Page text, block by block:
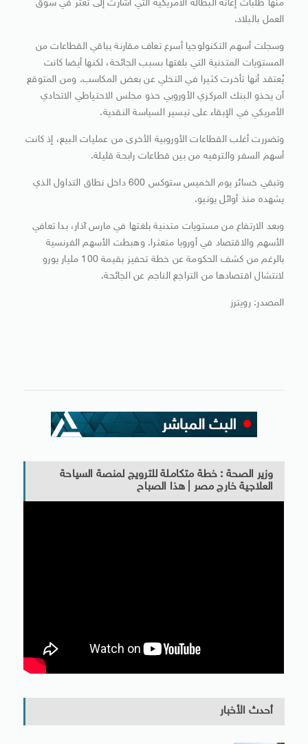
منها طلبات إعانة البطالة الأمريكية التي أشارت إلى تعثر في سوق
العمل بالبلاد.
وسجلت أسهم التكنولوجيا أسرع تعاف مقارنة بباقي القطاعات من
المستويات المتدنية التي بلغتها بسبب الجائحة، لكنها أيضا كانت
يُعتقد أنها تأخرت كثيرا في التخلي عن بعض المكاسب. ومن المتوقع
أن يحذو البنك المركزي الأوروبي حذو مجلس الاحتياطي الاتحادي
الأمريكي في الإبقاء على تيسير السياسة النقدية.
وتضررت أغلب القطاعات الأوروبية الأخرى من عمليات البيع، إذ كانت
أسهم السفر والترفيه من بين قطاعات رابحة قليلة.
وتبقي خسائر يوم الخميس ستوكس 600 داخل نطاق التداول الذي
يشهده منذ أوائل يونيو.
وبعد الارتفاع من مستويات متدنية بلغتها في مارس آذار، بدا تعافي
الأسهم والاقتصاد في أوروبا متعثرا. وهبطت الأسهم الفرنسية
بالرغم من كشف الحكومة عن خطة تحفيز بقيمة 100 مليار يورو
لانتشال اقتصادها من التراجع الناجم عن الجائحة.
المصدر: رويترز
وزير الصحة : خطة متكاملة للترويج لمنصة السياحة
العلاجية خارج مصر | هذا الصباح
أحدث الأخبار